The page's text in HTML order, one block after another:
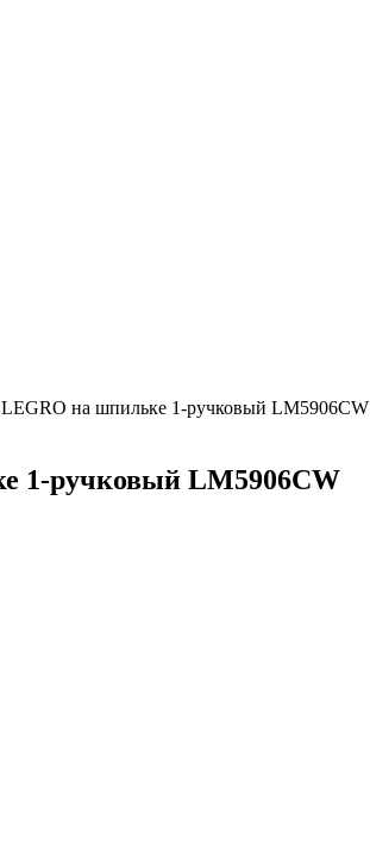
на шпильке 1-ручковый LM5906CW
1-ручковый LM5906CW